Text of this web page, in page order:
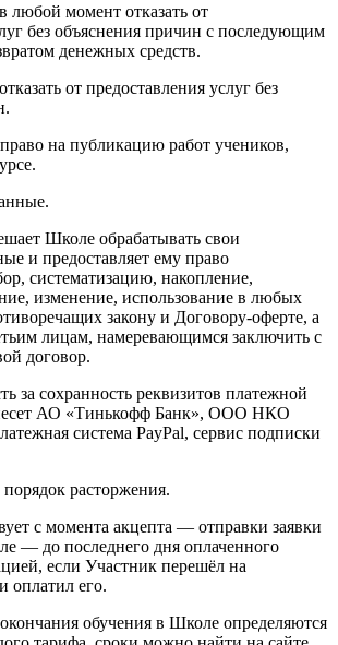
любой момент отказать от
без объяснения причин с последующим
денежных средств.
от предоставления услуг без
на публикацию работ учеников,
Школе обрабатывать свои
и предоставляет ему право
систематизацию, накопление,
изменение, использование в любых
закону и Договору-оферте, а
лицам, намеревающимся заключить с
договор.
за сохранность реквизитов платежной
АО «Тинькофф Банк», ООО НКО
система PayPal, сервис подписки
расторжения.
с момента акцепта — отправки заявки
— до последнего дня оплаченного
если Участник перешёл на
оплатил его.
обучения в Школе определяются